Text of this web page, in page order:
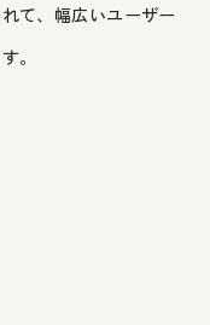
て、幅広いユーザー
。